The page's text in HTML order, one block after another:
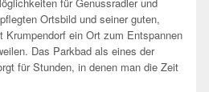
Ortsbild und seiner guten,
Krumpendorf ein Ort zum Entspannen
Das Parkbad als eines der
für Stunden, in denen man die Zeit